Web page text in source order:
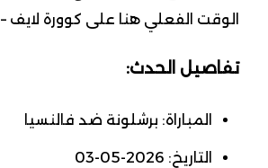
الوقت الفعلي هنا على كوورة لايف – kooralife.
تفاصيل الحدث:
المباراة: برشلونة ضد فالنسيا
التاريخ: 2026-05-03